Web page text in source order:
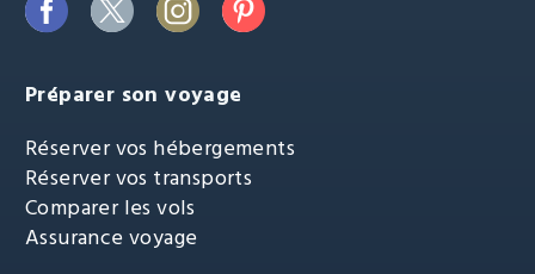
Préparer son voyage
Réserver vos hébergements
Réserver vos transports
Comparer les vols
Assurance voyage